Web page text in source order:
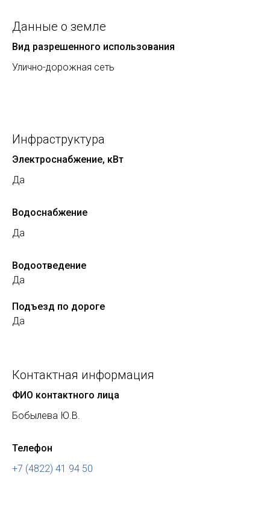
Данные о земле
Вид разрешенного использования
Улично-дорожная сеть
Инфраструктура
Электроснабжение, кВт
Да
Водоснабжение
Да
Водоотведение
Да
Подъезд по дороге
Да
Контактная информация
ФИО контактного лица
Бобылева Ю.В.
Телефон
+7 (4822) 41 94 50